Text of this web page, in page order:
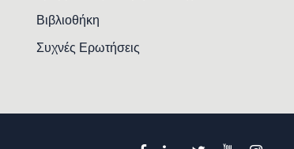
Βιβλιοθήκη
Συχνές Ερωτήσεις